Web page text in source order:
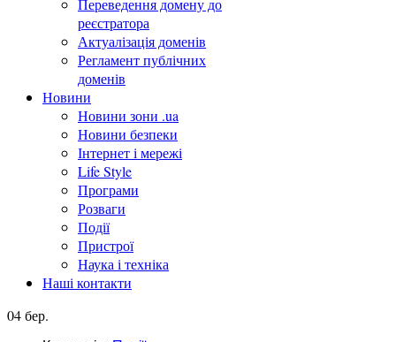
Переведення домену до
реєстратора
Актуалізація доменів
Регламент публічних
доменів
Новини
Новини зони .ua
Новини безпеки
Інтернет і мережі
Life Style
Програми
Розваги
Події
Пристрої
Наука і техніка
Наші контакти
04 бер.